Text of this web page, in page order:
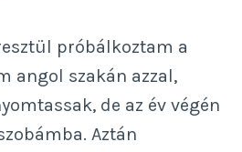
próbálkoztam a
angol szakán azzal,
de az év végén
Aztán